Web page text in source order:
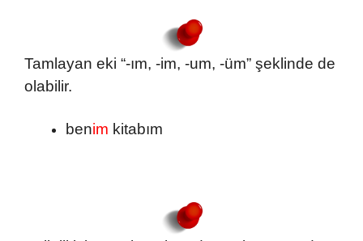
Tamlayan eki “-ım, -im, -um, -üm” şeklinde de
olabilir.
benim kitabım